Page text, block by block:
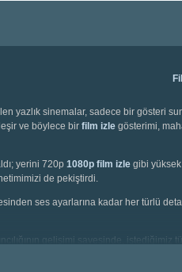
yazlık sinemalar, sadece bir gösteri
ve böylece bir film izle gösterimi,
yerini 720p 1080p film izle gibi
de pekiştirdi.
ses ayarlarına kadar her türlü
gelişimi sayesinde, istediğimiz
gibi geniş bir yelpazede seçim yapma